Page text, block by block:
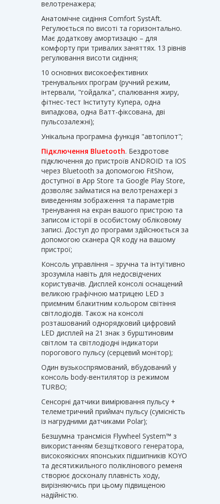
велотренажера;
Анатомічне сидіння Comfort SystAft.
Регулюється по висоті та горизонтально.
Має додаткову амортизацію – для
комфорту при тривалих заняттях. 13 рівнів
регулювання висоти сидіння;
10 основних високоефективних
тренувальних програм (ручний режим,
інтервали, "гойдалка", спалювання жиру,
фітнес-тест Інституту Купера, одна
випадкова, одна Ватт-фіксована, дві
пульсозалежні);
Унікальна програмна функція "автопілот";
Підключення Bluetooth. Бездротове
підключення до пристроїв ANDROID та IOS
через Bluetooth за допомогою FitShow,
доступної в App Store та Google Play Store,
дозволяє займатися на велотренажері з
виведенням зображення та параметрів
тренування на екран вашого пристрою та
записом історії в особистому обліковому
записі. Доступ до програми здійснюється за
допомогою сканера QR коду на вашому
пристрої;
Консоль управління – зручна та інтуїтивно
зрозуміла навіть для недосвідчених
користувачів. Дисплей консолі оснащений
великою графічною матрицею LED з
приємним блакитним кольором світіння
світлодіодів. Також на консолі
розташований однорядковий цифровий
LED дисплей на 21 знак з бурштиновим
світлом та світлодіодні індикатори
порогового пульсу (серцевий монітор);
Один вузькоспрямований, вбудований у
консоль body-вентилятор із режимом
TURBO;
Сенсорні датчики вимірювання пульсу +
телеметричний приймач пульсу (сумісність
із нагрудними датчиками Polar);
Безшумна трансмісія Flywheel System™ з
використанням безщіткового генератора,
високоякісних японських підшипників KOYO
та десятижильного поліклінового ременя
створює досконалу плавність ходу,
вирізняючись при цьому підвищеною
надійністю.